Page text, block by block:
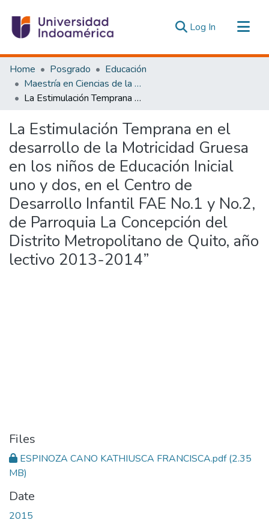
Log In (current)
Communities & Collections
All of DSpace
Statistics
Home Posgrado
Educación
Maestría en Ciencias de la Educación, Mención Educación Parvularia
La Estimulación Temprana en el desarrollo de la Motricidad Gruesa en los niños de Educación Inicial uno y dos, en el Centro de Desarrollo Infantil FAE No.1 y No.2, de Parroquia La Concepción del Distrito Metropolitano de Quito, año lectivo 2013-2014”
La Estimulación Temprana en el
desarrollo de la Motricidad Gruesa
en los niños de Educación Inicial
uno y dos, en el Centro de
Desarrollo Infantil FAE No.1 y No.2,
de Parroquia La Concepción del
Distrito Metropolitano de Quito, año
lectivo 2013-2014”
Files
ESPINOZA CANO KATHIUSCA FRANCISCA.pdf(2.35
MB)
Date
2015